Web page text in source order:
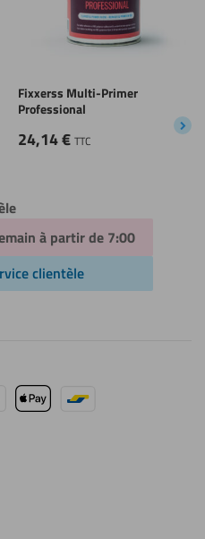
Fixxerss Multi-Primer
Professional
24,14€ TTC
à partir de 7:00
clientèle